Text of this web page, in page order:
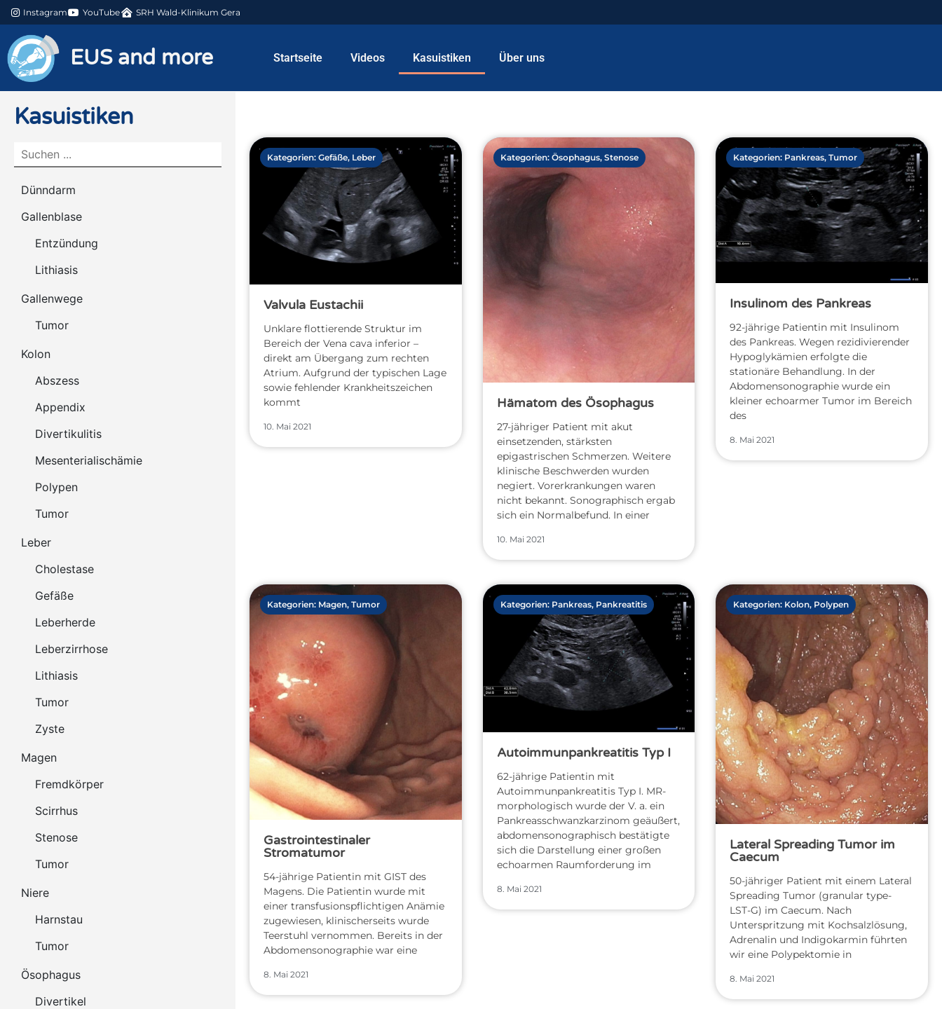
Instagram YouTube SRH Wald-Klinikum Gera
EUS and more Startseite Videos Kasuistiken Über uns
Kasuistiken
Dünndarm
Gallenblase
Entzündung
Lithiasis
Gallenwege
Tumor
Kolon
Abszess
Appendix
Divertikulitis
Mesenterialischämie
Polypen
Tumor
Leber
Cholestase
Gefäße
Leberherde
Leberzirrhose
Lithiasis
Tumor
Zyste
Magen
Fremdkörper
Scirrhus
Stenose
Tumor
Niere
Harnstau
Tumor
Ösophagus
Divertikel
Kategorien: Gefäße, Leber
Valvula Eustachii
Unklare flottierende Struktur im
Bereich der Vena cava inferior –
direkt am Übergang zum rechten
Atrium. Aufgrund der typischen Lage
sowie fehlender Krankheitszeichen
kommt
10. Mai 2021
Kategorien: Ösophagus, Stenose
Hämatom des Ösophagus
27-jähriger Patient mit akut
einsetzenden, stärksten
epigastrischen Schmerzen. Weitere
klinische Beschwerden wurden
negiert. Vorerkrankungen waren
nicht bekannt. Sonographisch ergab
sich ein Normalbefund. In einer
10. Mai 2021
Kategorien: Pankreas,Tumor
Insulinom des Pankreas
92-jährige Patientin mit Insulinom
des Pankreas. Wegen rezidivierender
Hypoglykämien erfolgte die
stationäre Behandlung. In der
Abdomensonographie wurde ein
kleiner echoarmer Tumor im Bereich
des
8. Mai 2021
Kategorien: Magen, Tumor
Gastrointestinaler
Stromatumor
54-jährige Patientin mit GIST des
Magens. Die Patientin wurde mit
einer transfusionspflichtigen Anämie
zugewiesen, klinischerseits wurde
Teerstuhl vernommen. Bereits in der
Abdomensonographie war eine
8. Mai 2021
Kategorien: Pankreas, Pankreatitis
Autoimmunpankreatitis Typ I
62-jährige Patientin mit
Autoimmunpankreatitis Typ I. MR-
morphologisch wurde der V. a. ein
Pankreasschwanzkarzinom geäußert,
abdomensonographisch bestätigte
sich die Darstellung einer großen
echoarmen Raumforderung im
8. Mai 2021
Kategorien: Kolon, Polypen
Lateral Spreading Tumor im
Caecum
50-jähriger Patient mit einem Lateral
Spreading Tumor (granular type-
LST-G) im Caecum. Nach
Unterspritzung mit Kochsalzlösung,
Adrenalin und Indigokarmin führten
wir eine Polypektomie in
8. Mai 2021